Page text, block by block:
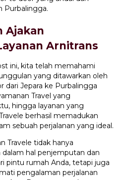
Purbalingga.
Ajakan
Arnitrans
ini, kita telah memahami
yang ditawarkan oleh
dari Jepara ke Purbalingga
Travel yang
hingga layanan yang
berhasil memadukan
sebuah perjalanan yang ideal.
Travele tidak hanya
hal penjemputan dan
pintu rumah Anda, tetapi juga
pengalaman perjalanan